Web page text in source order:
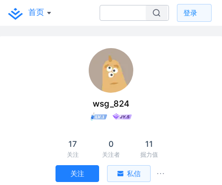
首页 登录
wsg_824
17
关注
0
关注者
11
掘力值
关注 私信